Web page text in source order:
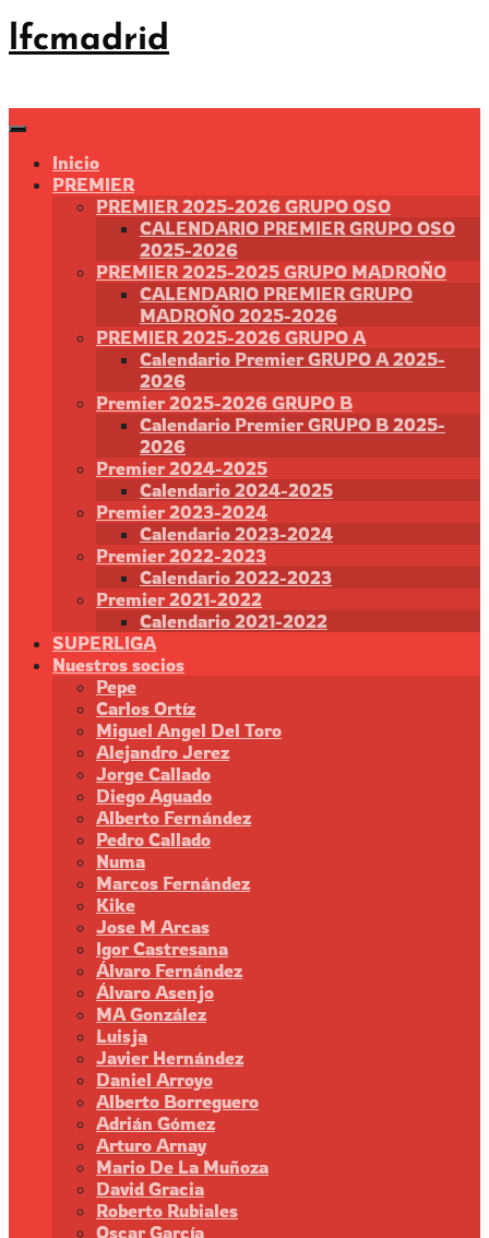
Saltar
al
lfcmadrid
Inicio
PREMIER
PREMIER 2025-2026 GRUPO OSO
CALENDARIO PREMIER GRUPO OSO
2025-2026
PREMIER 2025-2025 GRUPO MADROÑO
CALENDARIO PREMIER GRUPO
MADROÑO 2025-2026
PREMIER 2025-2026 GRUPO A
Calendario Premier GRUPO A 2025-
2026
Premier 2025-2026 GRUPO B
Calendario Premier GRUPO B 2025-
2026
Premier 2024-2025
Calendario 2024-2025
Premier 2023-2024
Calendario 2023-2024
Premier 2022-2023
Calendario 2022-2023
Premier 2021-2022
Calendario 2021-2022
SUPERLIGA
Nuestros socios
Pepe
Carlos Ortíz
Miguel Angel Del Toro
Alejandro Jerez
Jorge Callado
Diego Aguado
Alberto Fernández
Pedro Callado
Numa
Marcos Fernández
Kike
Jose M Arcas
Igor Castresana
Álvaro Fernández
Álvaro Asenjo
MA González
Luisja
Javier Hernández
Daniel Arroyo
Alberto Borreguero
Adrián Gómez
Arturo Arnay
Mario De La Muñoza
David Gracia
Roberto Rubiales
Oscar García